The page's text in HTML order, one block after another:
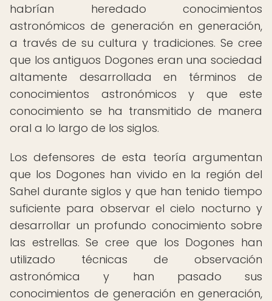
habrían heredado conocimientos
astronómicos de generación en generación,
a través de su cultura y tradiciones. Se cree
que los antiguos Dogones eran una sociedad
altamente desarrollada en términos de
conocimientos astronómicos y que este
conocimiento se ha transmitido de manera
oral a lo largo de los siglos.
Los defensores de esta teoría argumentan
que los Dogones han vivido en la región del
Sahel durante siglos y que han tenido tiempo
suficiente para observar el cielo nocturno y
desarrollar un profundo conocimiento sobre
las estrellas. Se cree que los Dogones han
utilizado técnicas de observación
astronómica y han pasado sus
conocimientos de generación en generación,